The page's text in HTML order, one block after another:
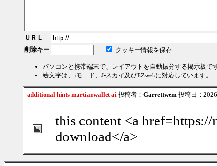
ＵＲＬ
削除キー
クッキー情報を保存
パソコンと携帯端末で、レイアウトを自動振分する掲示板で
絵文字は、iモード、J-スカイ及びEZwebに対応しています。
additional hints martianwallet ai 投稿者： Garrettwem 投稿日：
this content <a
download</a>